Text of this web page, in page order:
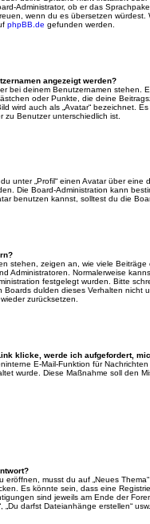
Administrator, ob er das
wenn du es übersetzen
phpBB.de gefunden werden.
angezeigt werden?
bei deinem Benutzernamen stehen.
oder Punkte, die deine
wird auch als „Avatar“ bezeichnet.
zu Benutzer unterschiedlich ist.
unter „Profil“ einen Avatar über
Die Board-Administration kann
benutzen kannst, solltest du die
stehen, zeigen an, wie viele
Administratoren. Normalerweise
festgelegt wurden. Bitte
dulden dieses Verhalten nicht
zurücksetzen.
klicke, werde ich aufgefordert,
E-Mail-Funktion für
wurde. Diese Maßnahme soll den
eröffnen, musst du auf „Neues
Es könnte sein, dass eine
sind jeweils am Ende der
„Du darfst Dateianhänge erstellen“ usw.